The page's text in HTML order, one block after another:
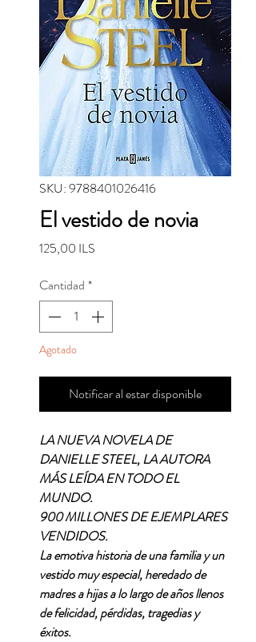
SKU: 9788401026416
El vestido de novia
125,00 ILS
Cantidad *
Agotado
Notificar al estar disponible
LA NUEVA NOVELA DE
DANIELLE STEEL, LA AUTORA
MÁS LEÍDA EN TODO EL
MUNDO.
900 MILLONES DE EJEMPLARES
VENDIDOS.
La emotiva historia de una familia y un
vestido muy especial, heredado de
madres a hijas a lo largo de años llenos
de felicidad, pérdidas, tragedias y
éxitos.